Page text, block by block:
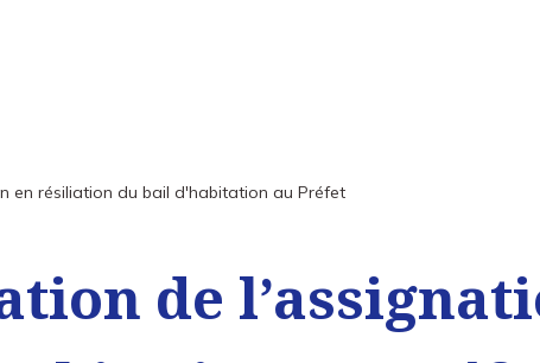
en résiliation du bail d'habitation au Préfet
de